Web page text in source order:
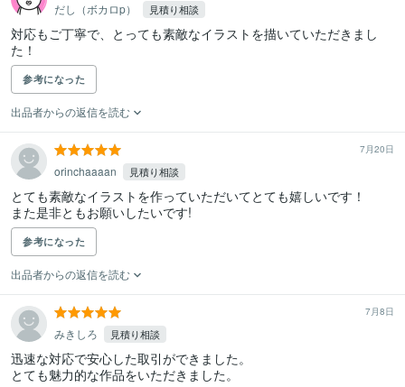
だし（ボカロp） 見積り相談
対応もご丁寧で、とっても素敵なイラストを描いていただきまし
た！
参考になった
出品者からの返信を読む
7月20日
orinchaaaan 見積り相談
とても素敵なイラストを作っていただいてとても嬉しいです！
また是非ともお願いしたいです!
参考になった
出品者からの返信を読む
7月8日
みきしろ 見積り相談
迅速な対応で安心した取引ができました。
とても魅力的な作品をいただきました。